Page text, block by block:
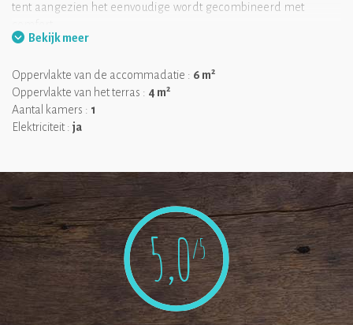
tent aangezien het eenvoudige wordt gecombineerd met
Bekijk meer
Oppervlakte van de accommadatie : 6 m2
Oppervlakte van het terras : 4 m2
Aantal kamers : 1
Elektriciteit : ja
5,0/5